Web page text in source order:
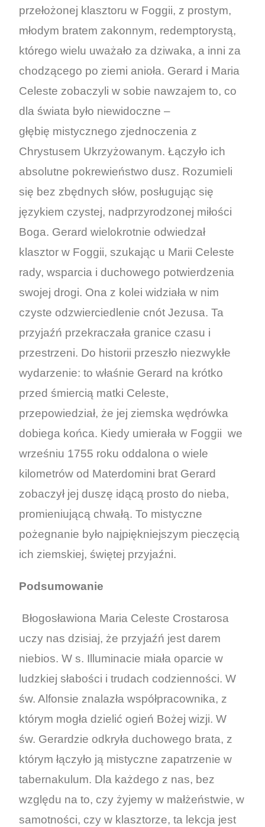
przełożonej klasztoru w Foggii, z prostym,
młodym bratem zakonnym, redemptorystą,
którego wielu uważało za dziwaka, a inni za
chodzącego po ziemi anioła. Gerard i Maria
Celeste zobaczyli w sobie nawzajem to, co
dla świata było niewidoczne –
głębię mistycznego zjednoczenia z
Chrystusem Ukrzyżowanym. Łączyło ich
absolutne pokrewieństwo dusz. Rozumieli
się bez zbędnych słów, posługując się
językiem czystej, nadprzyrodzonej miłości
Boga. Gerard wielokrotnie odwiedzał
klasztor w Foggii, szukając u Marii Celeste
rady, wsparcia i duchowego potwierdzenia
swojej drogi. Ona z kolei widziała w nim
czyste odzwierciedlenie cnót Jezusa. Ta
przyjaźń przekraczała granice czasu i
przestrzeni. Do historii przeszło niezwykłe
wydarzenie: to właśnie Gerard na krótko
przed śmiercią matki Celeste,
przepowiedział, że jej ziemska wędrówka
dobiega końca. Kiedy umierała w Foggii we
wrześniu 1755 roku oddalona o wiele
kilometrów od Materdomini brat Gerard
zobaczył jej duszę idącą prosto do nieba,
promieniującą chwałą. To mistyczne
pożegnanie było najpiękniejszym pieczęcią
ich ziemskiej, świętej przyjaźni.
Podsumowanie
Błogosławiona Maria Celeste Crostarosa
uczy nas dzisiaj, że przyjaźń jest darem
niebios. W s. Illuminacie miała oparcie w
ludzkiej słabości i trudach codzienności. W
św. Alfonsie znalazła współpracownika, z
którym mogła dzielić ogień Bożej wizji. W
św. Gerardzie odkryła duchowego brata, z
którym łączyło ją mistyczne zapatrzenie w
tabernakulum. Dla każdego z nas, bez
względu na to, czy żyjemy w małżeństwie, w
samotności, czy w klasztorze, ta lekcja jest